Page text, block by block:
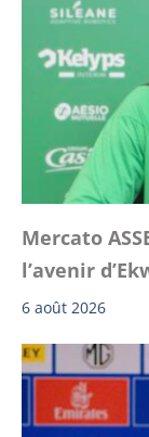
Mercato
l’avenir
6 août 2026